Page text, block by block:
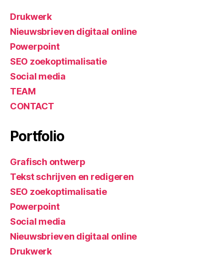
Drukwerk
Nieuwsbrieven digitaal online
Powerpoint
SEO zoekoptimalisatie
Social media
TEAM
CONTACT
Portfolio
Grafisch ontwerp
Tekst schrijven en redigeren
SEO zoekoptimalisatie
Powerpoint
Social media
Nieuwsbrieven digitaal online
Drukwerk